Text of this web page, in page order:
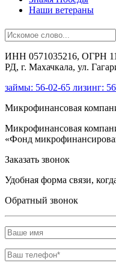
Наши ветераны
ИНН 0571035216, ОГРН
РД, г. Махачкала, ул.
займы: 56-02-65 лизинг:
Микрофинансовая
Микрофинансовая
«Фонд
Заказать звонок
Удобная форма связи,
Обратный звонок